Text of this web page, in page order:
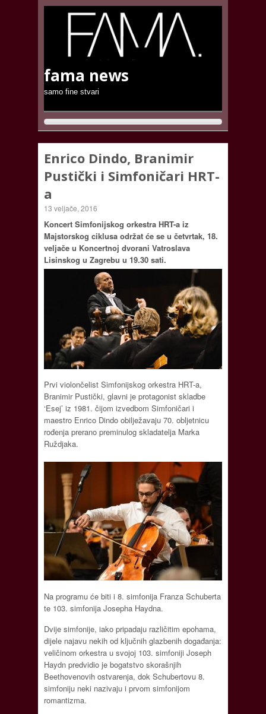
fama news
samo fine stvari
Enrico Dindo, Branimir
Pustički i Simfoničari HRT-
a
13 veljače, 2016
Koncert Simfonijskog orkestra HRT-a iz
Majstorskog ciklusa održat će se u četvrtak, 18.
veljače u Koncertnoj dvorani Vatroslava
Lisinskog u Zagrebu u 19.30 sati.
Prvi violončelist Simfonijskog orkestra HRT-a,
Branimir Pustički, glavni je protagonist skladbe
‘Esej’ iz 1981. čijom izvedbom Simfoničari i
maestro Enrico Dindo obilježavaju 70. obljetnicu
rođenja prerano preminulog skladatelja Marka
Ruždjaka.
Na programu će biti i 8. simfonija Franza Schuberta
te 103. simfonija Josepha Haydna.
Dvije simfonije, iako pripadaju različitim epohama,
dijele najavu nekih od ključnih glazbenih događanja:
veličinom orkestra u svojoj 103. simfoniji Joseph
Haydn predvidio je bogatstvo skorašnjih
Beethovenovih ostvarenja, dok Schubertovu 8.
simfoniju neki nazivaju i prvom simfonijom
romantizma.